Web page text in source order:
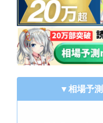
▼相場予